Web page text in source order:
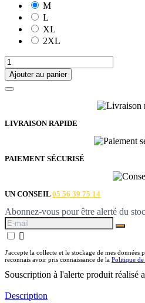
M
L
XL
2XL
Ajouter au panier
LIVRAISON RAPIDE
PAIEMENT SÉCURISÉ
UN CONSEIL 05 56 39 75 14
Abonnez-vous pour être alerté du

J'accepte la collecte et le stockage de mes
reconnais avoir pris connaissance de la Politique
Souscription à l'alerte produit réalisé
Description